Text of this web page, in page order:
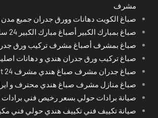
مشرف
صباغ الكويت دهانات وورق جدران جميع مدن
صباغ بمبارك الكبير أصباغ مبارك الكبير 24 ساعة الكويت
صباغ بمشرف أصباغ مشرف تركيب ورق
صباغ تركيب ورق جدران هندي و دهانات
صباغ جدران مشرف صباغ هندي مشرف kuwait 24 ساعة
صباغ منازل مشرف صباغ هندي محترف و
صيانة برادات حولي بسعر رخيص فني
صيانة تكييف فني تكييف هندي حولي فني